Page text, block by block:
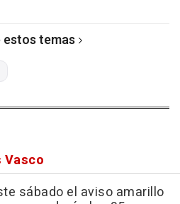
estos temas
Vasco
sábado el aviso amarillo